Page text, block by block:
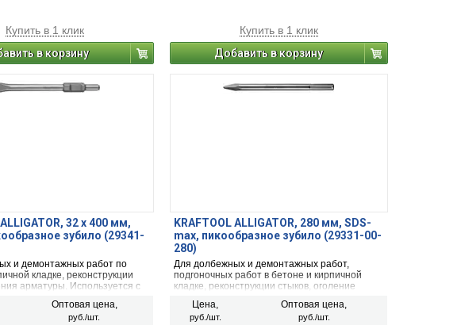
Купить в 1 клик
в корзину
Купить в 1 клик
Добавить в корзину
ALLIGATOR, 32 x 400 мм,
зубило (29341-
и демонтажных работ по
кладке, реконструкции
арматуры. Используется с
30 мм.
Оптовая цена,
руб./шт.
KRAFTOOL ALLIGATOR, 280 мм, SDS-
max, пикообразное зубило (29331-00-
280)
Для долбежных и демонтажных работ,
подгоночных работ в бетоне и кирпичной
кладке, реконструкции стыков, оголение
SDS-max.
Цена,
руб./шт.
Оптовая цена,
руб./шт.